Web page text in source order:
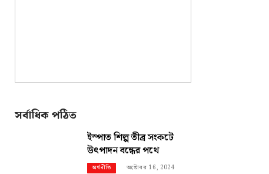
সর্বাধিক পঠিত
ইস্পাত শিল্প তীব্র সংকটে
উৎপাদন বন্ধের পথে
অর্থনীতি অক্টোবর 16, 2024